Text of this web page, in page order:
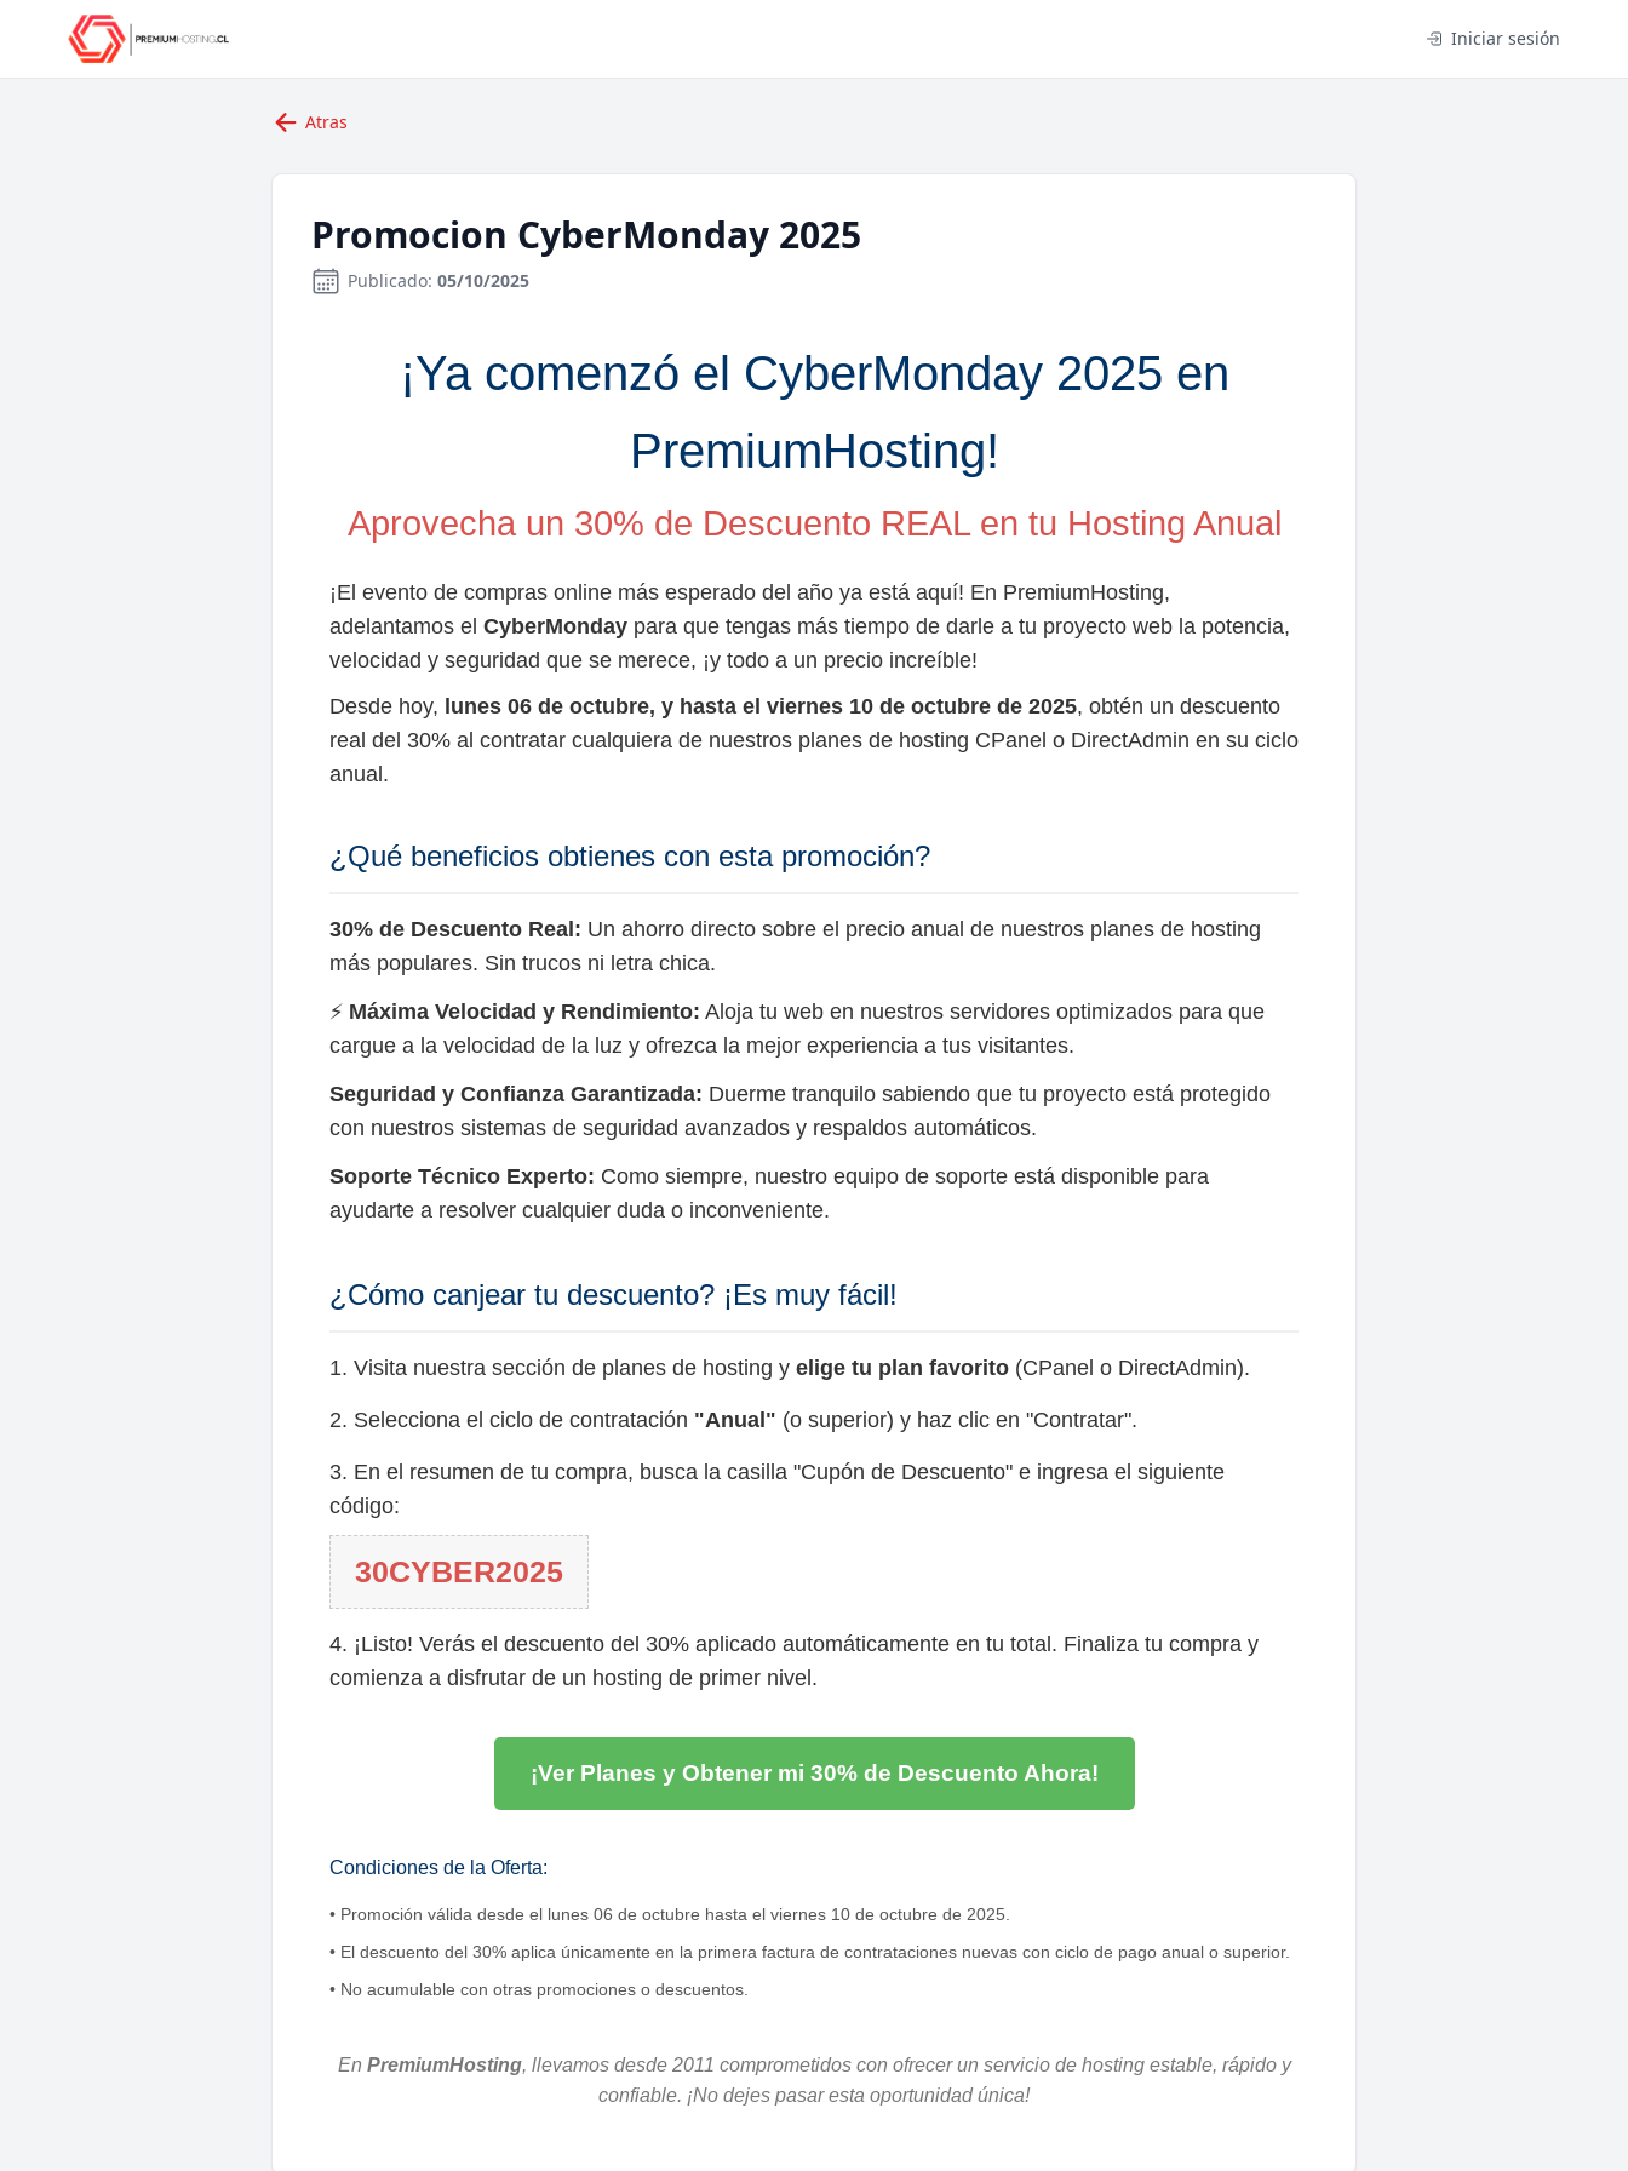
Iniciar sesión
Atras
Promocion CyberMonday 2025
Publicado: 05/10/2025
¡Ya comenzó el CyberMonday 2025 en
PremiumHosting!
Aprovecha un 30% de Descuento REAL en tu Hosting Anual
¡El evento de compras online más esperado del año ya está aquí! En PremiumHosting,
adelantamos el CyberMonday para que tengas más tiempo de darle a tu proyecto web la potencia,
velocidad y seguridad que se merece, ¡y todo a un precio increíble!
Desde hoy, lunes 06 de octubre, y hasta el viernes 10 de octubre de 2025, obtén un descuento
real del 30% al contratar cualquiera de nuestros planes de hosting CPanel o DirectAdmin en su ciclo
anual.
¿Qué beneficios obtienes con esta promoción?
30% de Descuento Real: Un ahorro directo sobre el precio anual de nuestros planes de hosting
más populares. Sin trucos ni letra chica.
⚡️ Máxima Velocidad y Rendimiento: Aloja tu web en nuestros servidores optimizados para que
cargue a la velocidad de la luz y ofrezca la mejor experiencia a tus visitantes.
Seguridad y Confianza Garantizada: Duerme tranquilo sabiendo que tu proyecto está protegido
con nuestros sistemas de seguridad avanzados y respaldos automáticos.
Soporte Técnico Experto: Como siempre, nuestro equipo de soporte está disponible para
ayudarte a resolver cualquier duda o inconveniente.
¿Cómo canjear tu descuento? ¡Es muy fácil!
1. Visita nuestra sección de planes de hosting y elige tu plan favorito (CPanel o DirectAdmin).
2. Selecciona el ciclo de contratación "Anual" (o superior) y haz clic en "Contratar".
3. En el resumen de tu compra, busca la casilla "Cupón de Descuento" e ingresa el siguiente
código:
30CYBER2025
4. ¡Listo! Verás el descuento del 30% aplicado automáticamente en tu total. Finaliza tu compra y
comienza a disfrutar de un hosting de primer nivel.
¡Ver Planes y Obtener mi 30% de Descuento Ahora!
Condiciones de la Oferta:
• Promoción válida desde el lunes 06 de octubre hasta el viernes 10 de octubre de 2025.
• El descuento del 30% aplica únicamente en la primera factura de contrataciones nuevas con ciclo de pago anual o superior.
• No acumulable con otras promociones o descuentos.
En PremiumHosting, llevamos desde 2011 comprometidos con ofrecer un servicio de hosting estable, rápido y
confiable. ¡No dejes pasar esta oportunidad única!